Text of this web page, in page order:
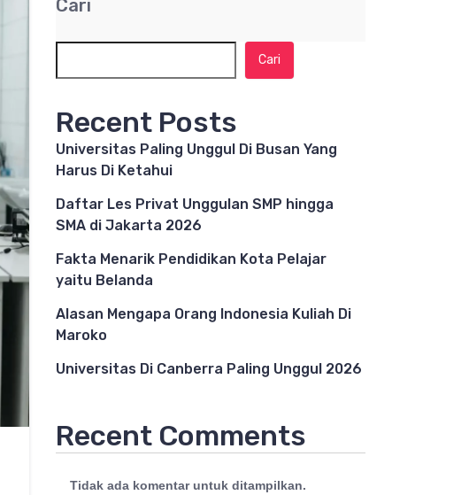
Cari
Cari
Recent Posts
Universitas Paling Unggul Di Busan Yang
Harus Di Ketahui
Daftar Les Privat Unggulan SMP hingga
SMA di Jakarta 2026
Fakta Menarik Pendidikan Kota Pelajar
yaitu Belanda
Alasan Mengapa Orang Indonesia Kuliah Di
Maroko
Universitas Di Canberra Paling Unggul 2026
Recent Comments
Tidak ada komentar untuk ditampilkan.